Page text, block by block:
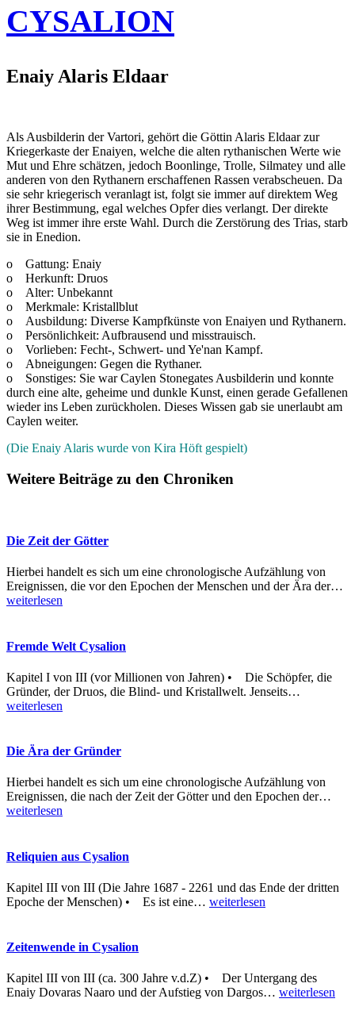
CYSALION
Enaiy Alaris Eldaar
Als Ausbilderin der Vartori, gehört die Göttin Alaris Eldaar zur
Kriegerkaste der Enaiyen, welche die alten rythanischen Werte wie
Mut und Ehre schätzen, jedoch Boonlinge, Trolle, Silmatey und alle
anderen von den Rythanern erschaffenen Rassen verabscheuen. Da
sie sehr kriegerisch veranlagt ist, folgt sie immer auf direktem Weg
ihrer Bestimmung, egal welches Opfer dies verlangt. Der direkte
Weg ist immer ihre erste Wahl. Durch die Zerstörung des Trias, starb
sie in Enedion.
o Gattung: Enaiy
o Herkunft: Druos
o Alter: Unbekannt
o Merkmale: Kristallblut
o Ausbildung: Diverse Kampfkünste von Enaiyen und Rythanern.
o Persönlichkeit: Aufbrausend und misstrauisch.
o Vorlieben: Fecht-, Schwert- und Ye'nan Kampf.
o Abneigungen: Gegen die Rythaner.
o Sonstiges: Sie war Caylen Stonegates Ausbilderin und konnte
durch eine alte, geheime und dunkle Kunst, einen gerade Gefallenen
wieder ins Leben zurückholen. Dieses Wissen gab sie unerlaubt am
Caylen weiter.
(Die Enaiy Alaris wurde von Kira Höft gespielt)
Weitere Beiträge zu den Chroniken
Die Zeit der Götter
Hierbei handelt es sich um eine chronologische Aufzählung von
Ereignissen, die vor den Epochen der Menschen und der Ära der…
weiterlesen
Fremde Welt Cysalion
Kapitel I von III (vor Millionen von Jahren) • Die Schöpfer, die
Gründer, der Druos, die Blind- und Kristallwelt. Jenseits…
weiterlesen
Die Ära der Gründer
Hierbei handelt es sich um eine chronologische Aufzählung von
Ereignissen, die nach der Zeit der Götter und den Epochen der…
weiterlesen
Reliquien aus Cysalion
Kapitel III von III (Die Jahre 1687 - 2261 und das Ende der dritten
Epoche der Menschen) • Es ist eine… weiterlesen
Zeitenwende in Cysalion
Kapitel III von III (ca. 300 Jahre v.d.Z) • Der Untergang des
Enaiy Dovaras Naaro und der Aufstieg von Dargos… weiterlesen